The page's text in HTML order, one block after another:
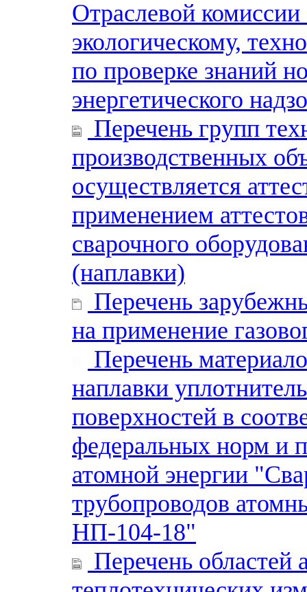
Отраслевой
экологическому,
по проверке знаний
энергетического
Перечень групп
производственных
осуществляется
применением
сварочного
(наплавки)
Перечень
на применение
Перечень
наплавки
поверхностей в
федеральных норм и
атомной энергии
трубопроводов
НП-104-18"
Перечень областей